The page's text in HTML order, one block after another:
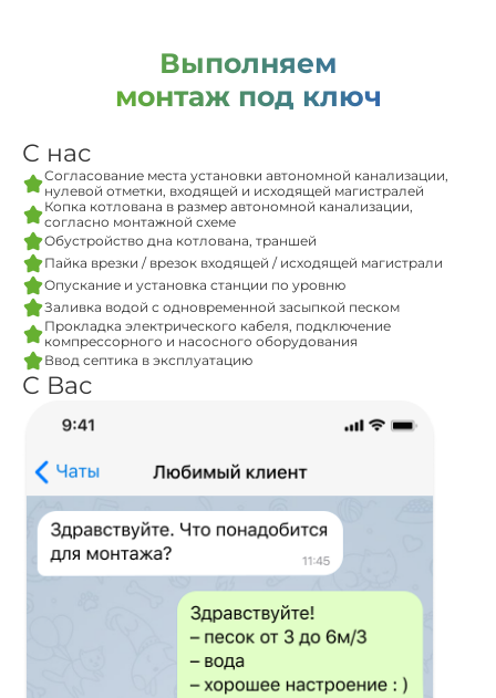
Выполняем
монтаж под ключ
С нас
Согласование места установки автономной канализации,
нулевой отметки, входящей и исходящей магистралей
Копка котлована в размер автономной канализации,
согласно монтажной схеме
Обустройство дна котлована, траншей
Пайка врезки / врезок входящей / исходящей магистрали
Опускание и установка станции по уровню
Заливка водой с одновременной засыпкой песком
Прокладка электрического кабеля, подключение
компрессорного и насосного оборудования
Ввод септика в эксплуатацию
С Вас